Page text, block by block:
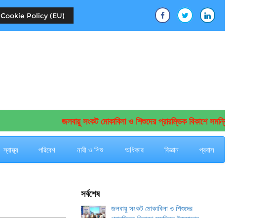
Cookie Policy (EU)
জলবায়ু সংকট মোকাবিলা ও শিশুদের প্রারম্ভিক বিকাশে সমন্বিত উদ্যোগের
স্বাস্থ্য পরিবেশ নারী ও শিশু অধিকার বিজ্ঞান প্রবাস
সর্বশেষ
জলবায়ু সংকট মোকাবিলা ও শিশুদের